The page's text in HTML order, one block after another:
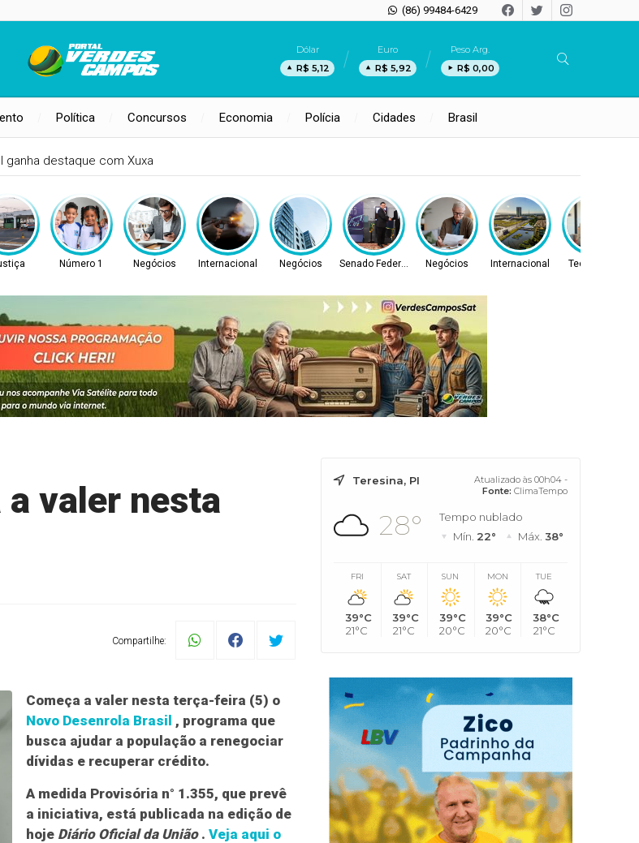
(86) 99484-6429
Dólar
R$ 5,12
Euro
R$ 5,92
Peso Arg.
R$ 0,00
Política Concursos Economia Polícia Cidades Brasil
ganha destaque com Xuxa
Número 1 Negócios Internacional Negócios Senado Federal Negócios Internacional Tecnologia
a valer nesta
Compartilhe:
Começa a valer nesta terça-feira (5) o
Novo Desenrola Brasil , programa que
busca ajudar a população a renegociar
dívidas e recuperar crédito.
A medida Provisória n° 1.355, que prevê
a iniciativa, está publicada na edição de
hoje Diário Oficial da União. Veja aqui o
Teresina, PI
Atualizado às 00h04 -
Fonte: ClimaTempo
28°
Tempo nublado
Mín. 22° Máx. 38°
FRI
39°C
21°C
SAT
39°C
21°C
SUN
39°C
20°C
MON
39°C
20°C
TUE
38°C
21°C